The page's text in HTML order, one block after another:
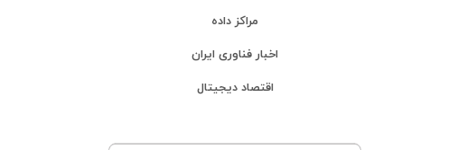
مراکز داده
اخبار فناوری ایران
اقتصاد دیجیتال